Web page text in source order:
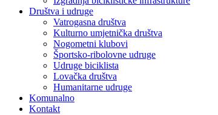
Društva i udruge
Vatrogasna društva
Kulturno umjetnička društva
Nogometni klubovi
Športsko-ribolovne udruge
Udruge biciklista
Lovačka društva
Humanitarne udruge
Komunalno
Kontakt